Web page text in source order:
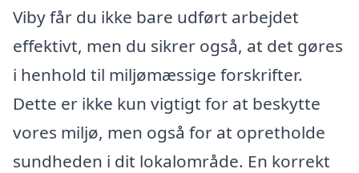
Viby får du ikke bare udført arbejdet
effektivt, men du sikrer også, at det gøres
i henhold til miljømæssige forskrifter.
Dette er ikke kun vigtigt for at beskytte
vores miljø, men også for at opretholde
sundheden i dit lokalområde. En korrekt